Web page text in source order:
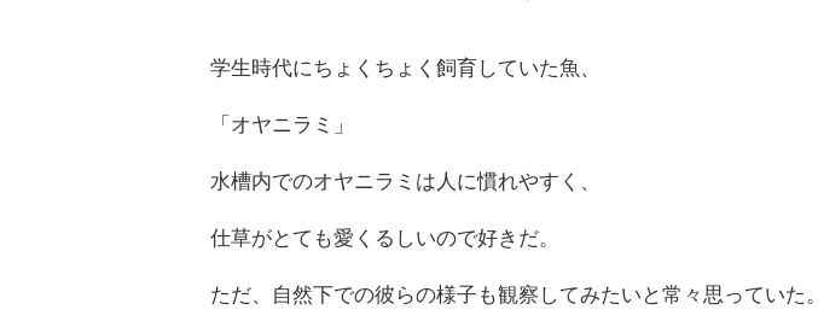
学生時代にちょくちょく飼育していた魚、
「オヤニラミ」
水槽内でのオヤニラミは人に慣れやすく、
仕草がとても愛くるしいので好きだ。
ただ、自然下での彼らの様子も観察してみたいと常々思っていた。